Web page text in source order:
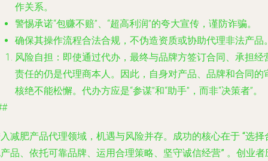
作关系。
警惕承诺“包赚不赔”、“超高利润”的夸大宣传，谨防诈骗。
确保其操作流程合法合规，不伪造资质或协助代理非法产品
风险自担 ：即使通过代办，最终与品牌方签订合同、承担经
责任的仍是代理商本人。因此，自身对产品、品牌和合同的
核绝不能松懈。代办方应是“参谋”和“助手”，而非“决策者”。
减肥产品代理领域，机遇与风险并存。成功的核心在于 “选择
品、依托可靠品牌、运用合理策略、坚守诚信经营” 。创业者